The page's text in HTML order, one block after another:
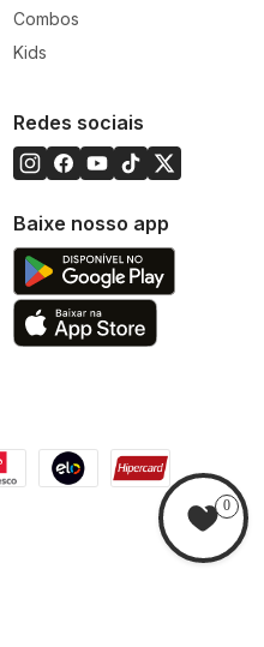
Combos
Kids
Redes sociais
Baixe nosso app
0